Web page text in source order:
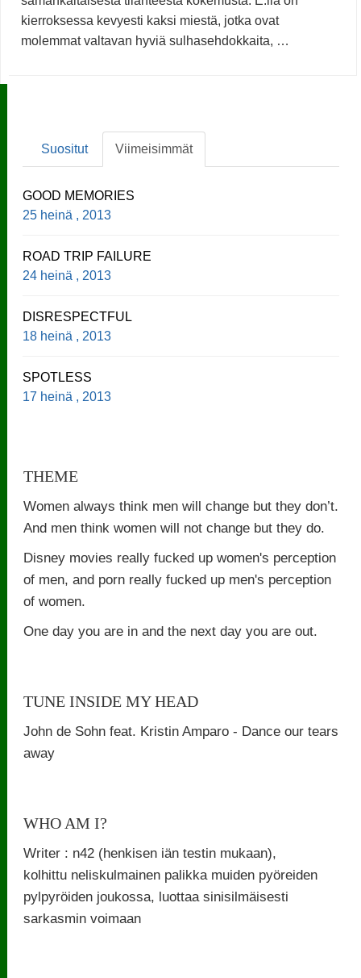
kierroksessa kevyesti kaksi miestä, jotka ovat
molemmat valtavan hyviä sulhasehdokkaita, …
Suositut Viimeisimmät
GOOD MEMORIES
25 heinä , 2013
ROAD TRIP FAILURE
24 heinä , 2013
DISRESPECTFUL
18 heinä , 2013
SPOTLESS
17 heinä , 2013
THEME
Women always think men will change but they don’t.
And men think women will not change but they do.
Disney movies really fucked up women's perception
of men, and porn really fucked up men's perception
of women.
One day you are in and the next day you are out.
TUNE INSIDE MY HEAD
John de Sohn feat. Kristin Amparo - Dance our tears
away
WHO AM I?
Writer : n42 (henkisen iän testin mukaan),
kolhittu neliskulmainen palikka muiden pyöreiden
pylpyröiden joukossa, luottaa sinisilmäisesti
sarkasmin voimaan